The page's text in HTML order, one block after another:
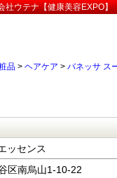
社ウテナ【健康美容EXPO】
品 > ヘアケア > バネッサ ス
ッセンス
区南烏山1-10-22